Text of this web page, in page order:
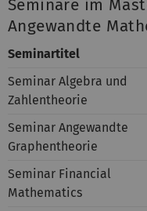
Seminare im
Angewandte
Seminartitel
Seminar Algebra und
Zahlentheorie
Seminar Angewandte
Graphentheorie
Seminar Financial
Mathematics